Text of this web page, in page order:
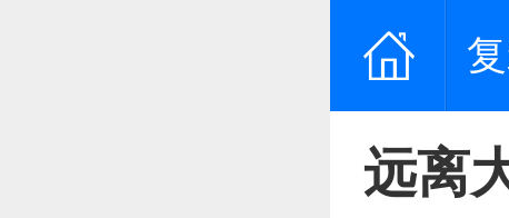
远离